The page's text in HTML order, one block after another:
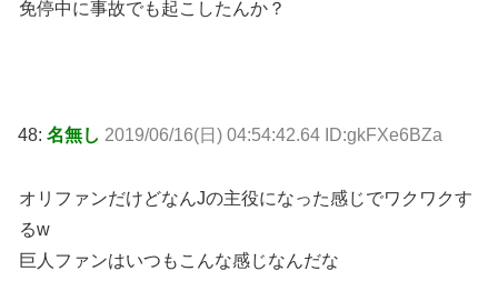
免停中に事故でも起こしたんか？
48: 名無し 2019/06/16(日) 04:54:42.64 ID:gkFXe6BZa
オリファンだけどなんJの主役になった感じでワクワクす
るw
巨人ファンはいつもこんな感じなんだな